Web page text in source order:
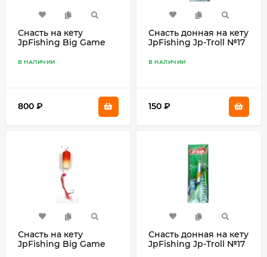
Снасть на кету
JpFishing Big Game
поплавок, буракури,
В НАЛИЧИИ
800 ₽
Снасть донная на кету
JpFishing Jp-Troll №17
color 030)
В НАЛИЧИИ
150 ₽
Снасть на кету
JpFishing Big Game
Снасть донная на кету
JpFishing Jp-Troll №17